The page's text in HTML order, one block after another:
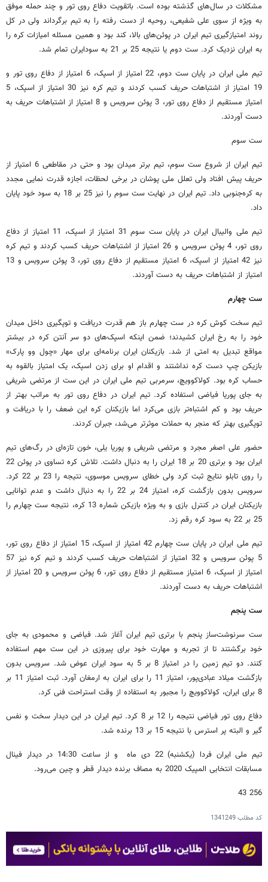
مشکلات در سال‌های گذشته بوده است. باتقویت دفاع روی تور و چند حمله موفق
به ویژه از سوی علی شفیعی، روحیه از دست رفته را به تیم برگرداند ولی در کل
روند امتیازگیری تیم ایران در پوئن‌های بالا، کند بود و همین مسئله امیازات کره را
به ایران نزدیک کرد. ست دوم یا نتیجه 25 بر 21 به سودایران تمام شد.
تیم ملی ایران در پایان ست دوم، 22 امتیاز از اسپک، 6 امتیاز از دفاع روی تور و
19 امتیاز از اشتباهات حریف کسب کردند و تیم کره نیز 30 امتیاز از اسپک، 5
امتیاز مستقیم از دفاع روی تور، 3 پوئن سرویس و 8 امتیاز از اشتباهات حریف به
دست آوردند.
ست سوم
تیم ایران از شروع ست سوم، تیم برتر میدان بود و حتی در مقاطعی 6 امتیاز از
حریف پیش افتاد ولی تعلل ملی پوشان در برخی لحظات، اجازه قدرت نمایی مجدد
به کره‌جنوبی داد. تیم ایران در نهایت ست سوم را نیز 25 بر 18 به سود خود پایان
داد.
تیم ملی والیبال ایران در پایان ست سوم 31 امتیاز از اسپک، 11 امتیاز از دفاع
روی تور، 4 پوئن سرویس و 26 امتیاز از اشتباهات حریف کسب کردند و تیم کره
نیز 42 امتیاز از اسپک، 6 امتیاز مستقیم از دفاع روی تور، 3 پوئن سرویس و 13
امتیاز از اشتباهات حریف به دست آوردند.
ست چهارم
تیم سخت کوش کره در ست چهارم باز هم قدرت دریافت و توپگیری داخل میدان
خود را به رخ ایران کشیدند؛ ضمن اینکه اسپک‌های دو سر آنتن کره در بیشتر
مواقع تبدیل به امتی از شد. بازیکنان ایران برنامه‌ای برای مهار «چول وو پارک»
بازیکن چپ دست کره نداشتند و اقدام او برای زدن اسپک، یک امتیاز بالقوه به
حساب کره بود. کولاکوویچ، سرمربی تیم ملی ایران در این ست از مرتضی شریفی
به جای پوریا فیاضی استفاده کرد. تیم ایران در دفاع روی تور به مراتب بهتر از
حریف بود و کم اشتباه‌تر بازی می‌کرد اما بازیکنان کره این ضعف را با دریافت و
توپگیری بهتر که منجر به حملات موثرتر می‌شد، جبران کردند.
حضور علی اصغر مجرد و مرتضی شریفی و پوریا یلی، خون تازه‌ای در رگ‌های تیم
ایران بود و برتری 20 بر 18 ایران را به دنبال داشت. تلاش کره تساوی در پوئن 22
را روی تابلو نتایج ثبت کرد ولی خطای سرویس موسوی، نتیجه را 23 بر 22 کرد.
سرویس بدون بازگشت کره، امتیاز 24 بر 22 را به دنبال داشت و عدم توانایی
بازیکنان ایران در کنترل بازی و به ویژه بازیکن شماره 13 کره، نتیجه ست چهارم را
25 بر 22 به سود کره رقم زد.
تیم ملی ایران در پایان ست چهارم 42 امتیاز از اسپک، 15 امتیاز از دفاع روی تور،
5 پوئن سرویس و 32 امتیاز از اشتباهات حریف کسب کردند و تیم کره نیز 57
امتیاز از اسپک، 6 امتیاز مستقیم از دفاع روی تور، 6 پوئن سرویس و 20 امتیاز از
اشتباهات حریف به دست آوردند.
ست پنجم
ست سرنوشت‌ساز پنجم با برتری تیم ایران آغاز شد. فیاضی و محمودی به جای
خود برگشتند تا از تجربه و مهارت خود برای پیروزی در این ست مهم استفاده
کنند. دو تیم زمین را در امتیاز 8 بر 5 به سود ایران عوض شد. سرویس بدون
بازگشت میلاد عبادی‌پور، امتیاز 11 را برای ایران به ارمغان آورد. ثبت امتیاز 11 بر
8 برای ایران، کولاکوویچ را مجبور به استفاده از وقت استراحت فنی کرد.
دفاع روی تور فیاضی نتیجه را 12 بر 8 کرد. تیم ایران در این دیدار سخت و نفس
گیر و البته پر استرس با نتیجه 15 بر 13 برنده شد.
تیم ملی ایران فردا (یکشنبه) 22 دی ماه و از ساعت 14:30 در دیدار فینال
مسابقات انتخابی المپیک 2020 به مصاف برنده دیدار قطر و چین می‌رود.
256 43
کد مطلب1341249